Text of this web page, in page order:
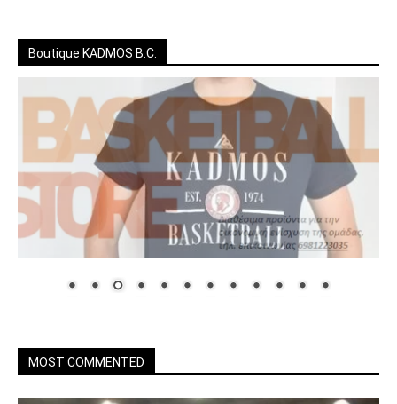
Boutique KADMOS B.C.
MOST COMMENTED